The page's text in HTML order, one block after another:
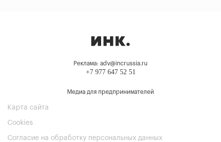
Реклама: adv@incrussia.ru
+7 977 647 52 51
Медиа для предпринимателей
Карта сайта
Cookies
Согласие на обработку персональных данных